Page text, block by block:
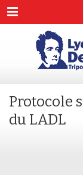
Menu
Protocole
du LADL